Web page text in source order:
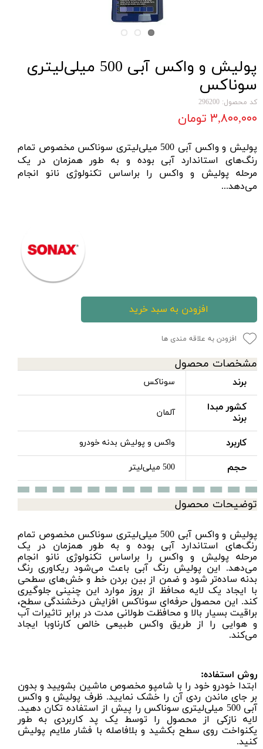
پولیش و واکس آبی 500 میلی‌لیتری
سوناکس
کد محصول: 296200
۳,۸۰۰,۰۰۰ تومان
پولیش و واکس آبی 500 میلی‌لیتری سوناکس مخصوص تمام
رنگ‌های استاندارد آبی بوده و به طور همزمان در یک
مرحله پولیش و واکس را براساس تکنولوژی نانو انجام
می‌دهد...
افزودن به سبد خرید
افزودن به علاقه مندی ها
مشخصات محصول
برند سوناکس
کشور مبدا
برند
آلمان
کاربرد واکس و پولیش بدنه خودرو
حجم 500 میلی‌لیتر
توضیحات محصول
پولیش و واکس آبی 500 میلی‌لیتری سوناکس مخصوص تمام
رنگ‌های استاندارد آبی بوده و به طور همزمان در یک
مرحله پولیش و واکس را براساس تکنولوژی نانو انجام
می‌دهد. این پولیش رنگ آبی باعث می‌شود ریکاوری رنگ
بدنه ساده‌تر شود و ضمن از بین بردن خط و خش‌های سطحی
با ایجاد یک لایه محافظ از بروز موارد این چنینی جلوگیری
کند. این محصول حرفه‌ای سوناکس افزایش درخشندگی سطح،
براقیت بسیار بالا و محافظت طولانی ‌مدت در برابر تاثیرات آب
و هوایی را از طریق واکس طبیعی خالص کارناوبا ایجاد
می‌کند.
روش استفاده:
ابتدا خودرو خود را با شامپو مخصوص ماشین بشویید و بدون
بر جای ماندن ردی آن را خشک نمایید. ظرف پولیش و واکس
آبی 500 میلی‌لیتری سوناکس را پیش از استفاده تکان دهید.
لایه نازکی از محصول را توسط یک پد کاربردی به طور
یکنواخت روی سطح بکشید و بلافاصله با فشار ملایم پولیش
کنید.